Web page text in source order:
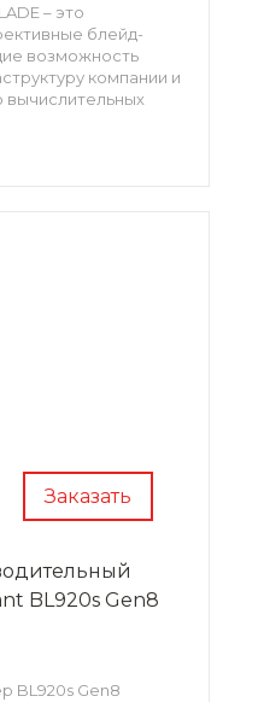
– это
блейд-
возможность
компании и
вычислительных
Заказать
BL920s Gen8
BL920s Gen8